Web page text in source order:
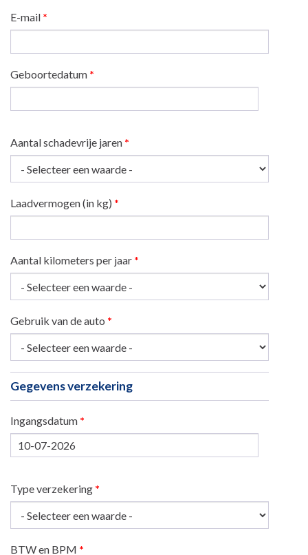
E-mail *
Geboortedatum *
Aantal schadevrije jaren *
Laadvermogen (in kg) *
Aantal kilometers per jaar *
Gebruik van de auto *
Gegevens verzekering
Ingangsdatum *
Datum
Type verzekering *
BTW en BPM *